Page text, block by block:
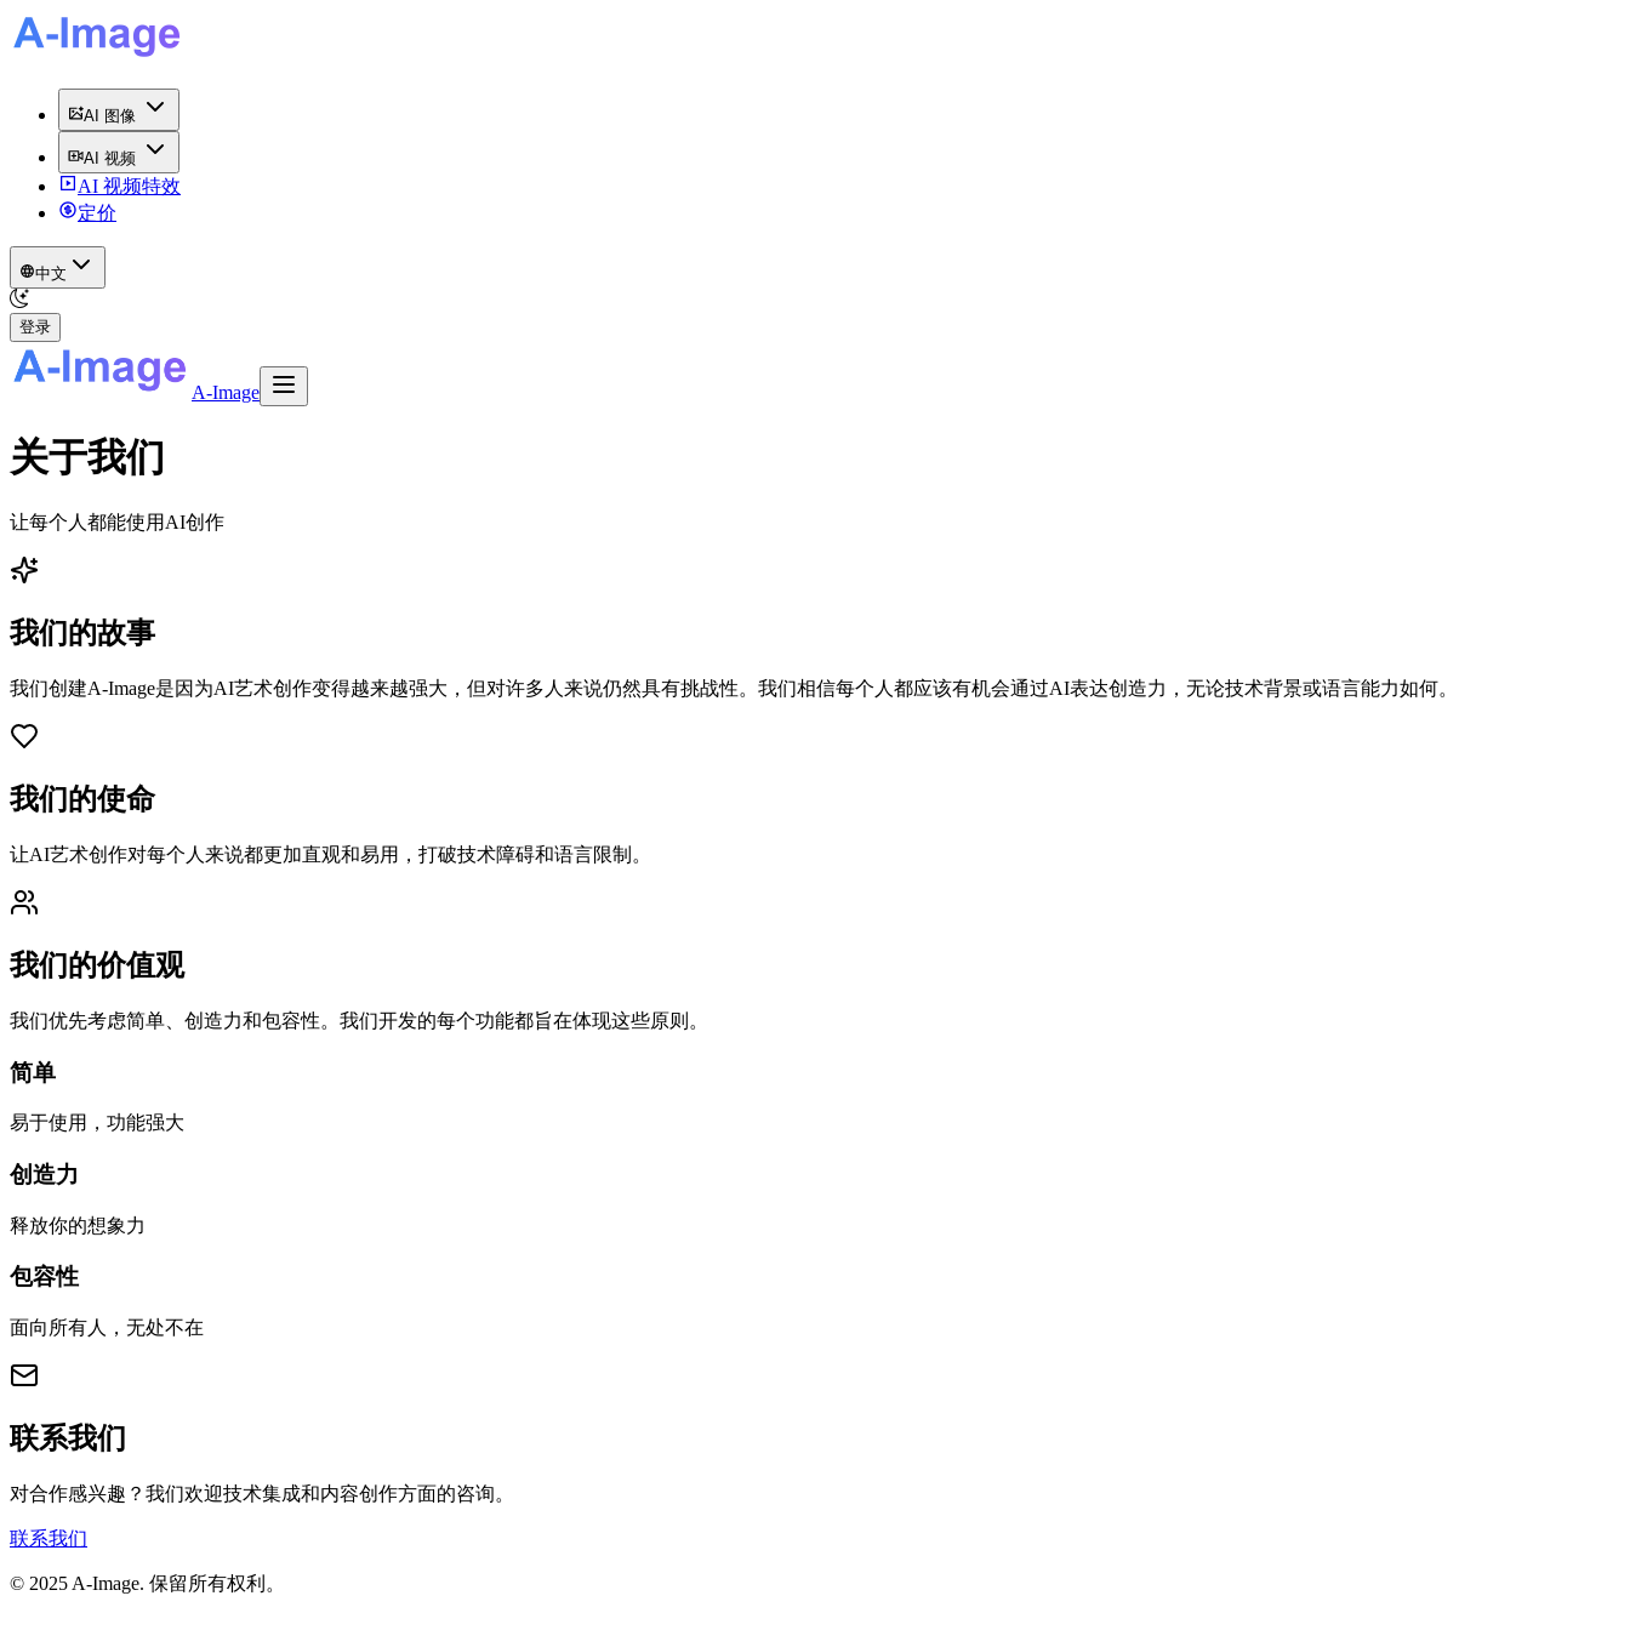
AI 图像
AI 视频
AI 视频特效
定价
中文
登录
A-Image
关于我们
让每个人都能使用AI创作
我们的故事
我们创建A-Image是因为AI艺术创作变得越来越强大，但对许多人来说仍然具有挑战性。我们相信每个人都应该有机会通过AI表达创造力，无论技术背景或语言能力如何。
我们的使命
让AI艺术创作对每个人来说都更加直观和易用，打破技术障碍和语言限制。
我们的价值观
我们优先考虑简单、创造力和包容性。我们开发的每个功能都旨在体现这些原则。
简单
易于使用，功能强大
创造力
释放你的想象力
包容性
面向所有人，无处不在
联系我们
对合作感兴趣？我们欢迎技术集成和内容创作方面的咨询。
联系我们
© 2025 A-Image. 保留所有权利。